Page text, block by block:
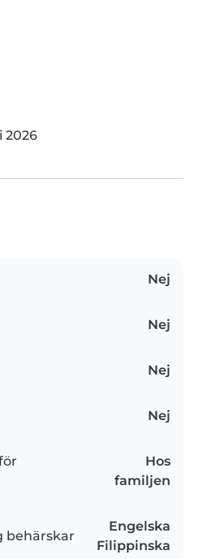
2026
Nej
Nej
Nej
Nej
Hos
familjen
behärskar
Engelska
Filippinska